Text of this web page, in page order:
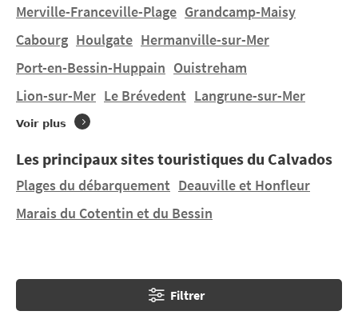
Calvados, comme le cidre et le fameux camembert.
Vous souhaitez un séjour un séjour en tente, une
location mobil-home àGonneville-sur-Mer
terrain à taille humaine, oudans un beau camping 4
ou 5 étoiles ? Vous trouverez 2 campings à
Gonneville-sur-Mer
Découvrez LES FALAISES, LIEU CASTEL et SEASONOVA
LE POINT DU JOUR situé àMerville-Franceville-Plage
à 11,16 km.
Merville-Franceville-Plage Grandcamp-Maisy
Cabourg Houlgate Hermanville-sur-Mer
Port-en-Bessin-Huppain Ouistreham
Lion-sur-Mer Le Brévedent Langrune-sur-Mer
Voir plus
Les principaux sites touristiques du Calvados
Plages du débarquement Deauville et Honfleur
Marais du Cotentin et du Bessin
Filtrer